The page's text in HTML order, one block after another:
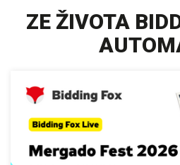
ZE ŽIVOTA